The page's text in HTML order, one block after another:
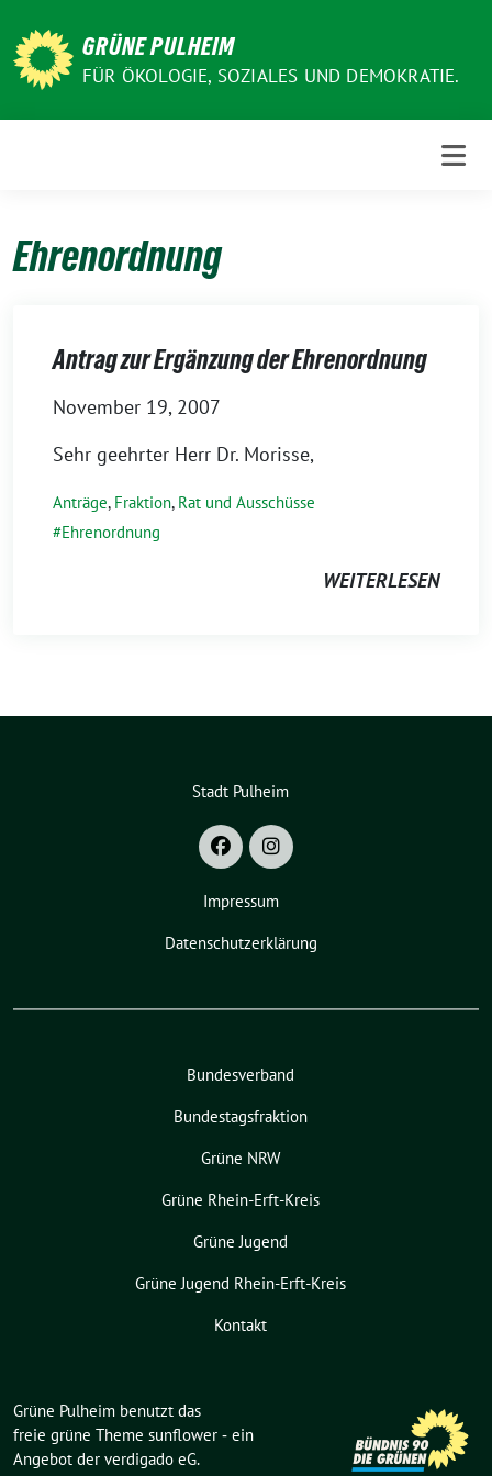
zum
Inhalt
GRÜNE PULHEIM
FÜR ÖKOLOGIE, SOZIALES UND DEMOKRATIE.
Ehrenordnung
Antrag zur Ergänzung der Ehrenordnung
November 19, 2007
Sehr geehrter Herr Dr. Morisse,
Anträge, Fraktion, Rat und Ausschüsse
Ehrenordnung
WEITERLESEN
Stadt Pulheim
Impressum
Datenschutzerklärung
Bundesverband
Bundestagsfraktion
Grüne NRW
Grüne Rhein-Erft-Kreis
Grüne Jugend
Grüne Jugend Rhein-Erft-Kreis
Kontakt
Grüne Pulheim benutzt das
freie grüne Theme sunflower ‐ ein
Angebot der verdigado eG.